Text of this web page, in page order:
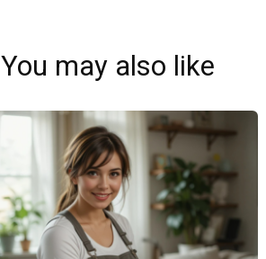
You may also like